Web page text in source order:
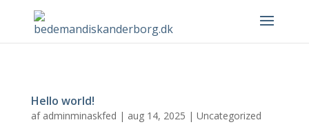
Hello world!
af adminminaskfed | aug 14, 2025 | Uncategorized